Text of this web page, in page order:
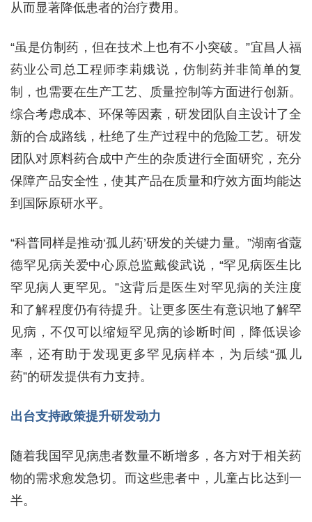
从而显著降低患者的治疗费用。
“虽是仿制药，但在技术上也有不小突破。”宜昌人福
药业公司总工程师李莉娥说，仿制药并非简单的复
制，也需要在生产工艺、质量控制等方面进行创新。
综合考虑成本、环保等因素，研发团队自主设计了全
新的合成路线，杜绝了生产过程中的危险工艺。研发
团队对原料药合成中产生的杂质进行全面研究，充分
保障产品安全性，使其产品在质量和疗效方面均能达
到国际原研水平。
“科普同样是推动‘孤儿药’研发的关键力量。”湖南省蔻
德罕见病关爱中心原总监戴俊武说，“罕见病医生比
罕见病人更罕见。”这背后是医生对罕见病的关注度
和了解程度仍有待提升。让更多医生有意识地了解罕
见病，不仅可以缩短罕见病的诊断时间，降低误诊
率，还有助于发现更多罕见病样本，为后续“孤儿
药”的研发提供有力支持。
出台支持政策提升研发动力
随着我国罕见病患者数量不断增多，各方对于相关药
物的需求愈发急切。而这些患者中，儿童占比达到一
半。